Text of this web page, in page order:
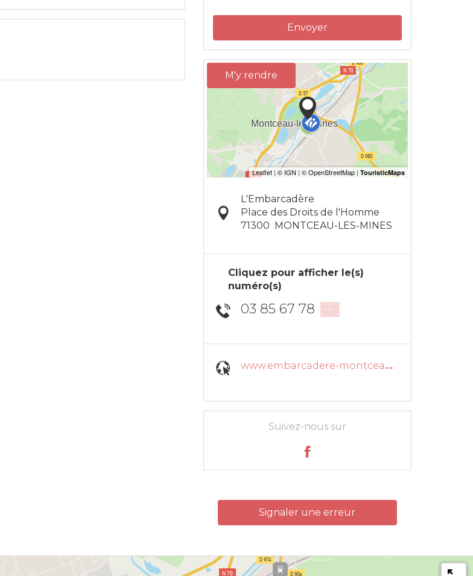
Envoyer
M'y rendre
L'Embarcadère
Place des Droits de l'Homme
71300 MONTCEAU-LES-MINES
Cliquez pour afficher le(s)
numéro(s)
03 85 67 78 ▒▒
www.embarcadere-montceau.fr
Suivez-nous sur
Signaler une erreur